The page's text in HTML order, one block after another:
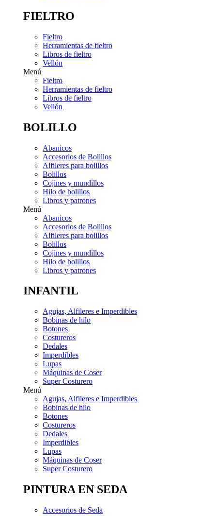
FIELTRO
Fieltro
Herramientas de fieltro
Libros de fieltro
Vellón
Menú
Fieltro
Herramientas de fieltro
Libros de fieltro
Vellón
BOLILLO
Abanicos
Accesorios de Bolillos
Alfileres para bolillos
Bolillos
Cojines y mundillos
Hilo de bolillos
Libros y patrones
Menú
Abanicos
Accesorios de Bolillos
Alfileres para bolillos
Bolillos
Cojines y mundillos
Hilo de bolillos
Libros y patrones
INFANTIL
Agujas, Alfileres e Imperdibles
Bobinas de hilo
Botones
Costureros
Dedales
Imperdibles
Lupas
Máquinas de Coser
Super Costurero
Menú
Agujas, Alfileres e Imperdibles
Bobinas de hilo
Botones
Costureros
Dedales
Imperdibles
Lupas
Máquinas de Coser
Super Costurero
PINTURA EN SEDA
Accesorios de Seda